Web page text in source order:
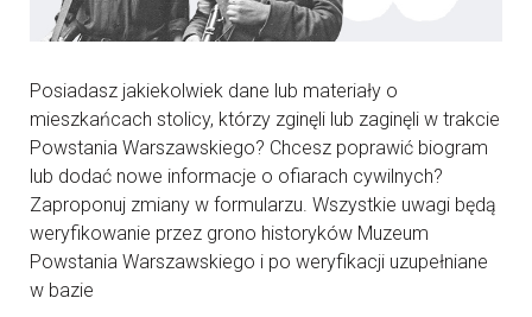
Posiadasz jakiekolwiek dane lub materiały o
mieszkańcach stolicy, którzy zginęli lub zaginęli w trakcie
Powstania Warszawskiego? Chcesz poprawić biogram
lub dodać nowe informacje o ofiarach cywilnych?
Zaproponuj zmiany w formularzu. Wszystkie uwagi będą
weryfikowanie przez grono historyków Muzeum
Powstania Warszawskiego i po weryfikacji uzupełniane
w bazie